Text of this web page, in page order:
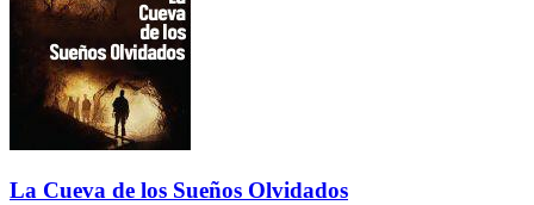
La Cueva de los Sueños Olvidados